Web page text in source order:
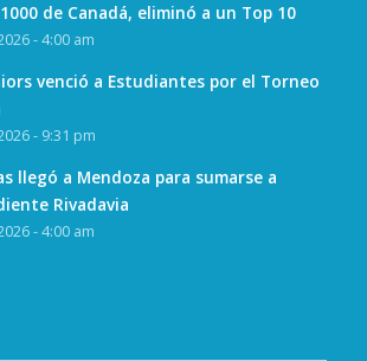
de Canadá, eliminó a un Top 10
- 4:00 am
venció a Estudiantes por el Torneo
- 9:31 pm
llegó a Mendoza para sumarse a
Rivadavia
- 4:00 am